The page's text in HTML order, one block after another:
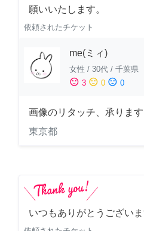
願いいたします。
依頼されたチケット
me(ミィ)
女性 / 30代 / 千葉県
sentiment_satisfied 3 sentiment_neutral 0 sentiment_dissatisfied 0
画像のリタッチ、承ります
東京都
いつもありがとうござい